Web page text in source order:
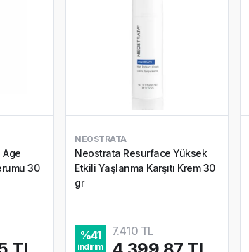
Age
30
NEOSTRATA
Neostrata Resurface Yüksek
Etkili Yaşlanma Karşıtı Krem 30
gr
%41
indirim
7.410 TL